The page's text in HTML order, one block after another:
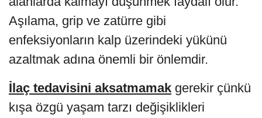
Aşılama, grip ve zatürre gibi
enfeksiyonların kalp üzerindeki yükünü
azaltmak adına önemli bir önlemdir.
İlaç tedavisini aksatmamak gerekir çünkü
kışa özgü yaşam tarzı değişiklikleri